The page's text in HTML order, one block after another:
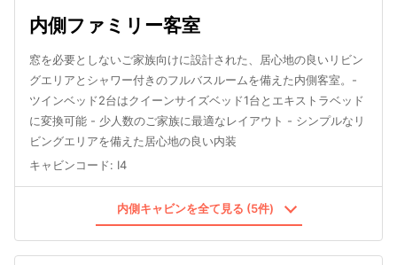
内側ファミリー客室
窓を必要としないご家族向けに設計された、居心地の良いリビン
グエリアとシャワー付きのフルバスルームを備えた内側客室。-
ツインベッド2台はクイーンサイズベッド1台とエキストラベッド
に変換可能 - 少人数のご家族に最適なレイアウト - シンプルなリ
ビングエリアを備えた居心地の良い内装
キャビンコード: I4
内側キャビンを全て見る (5件)